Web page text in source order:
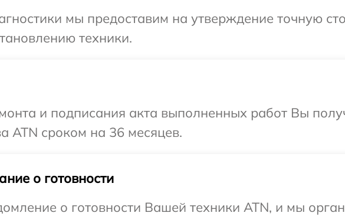
мы предоставим на утверждение точную
техники.
и подписания акта выполненных работ Вы
ATN сроком на 36 месяцев.
о готовности
о готовности Вашей техники ATN, и мы